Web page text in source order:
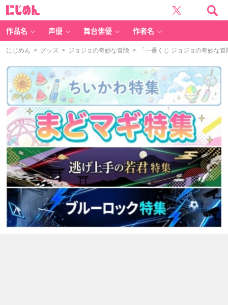
作品名 声優 舞台俳優 作者名
にじめん > グッズ > ジョジョの奇妙な冒険 > 「一番くじ ジョジョの奇妙な